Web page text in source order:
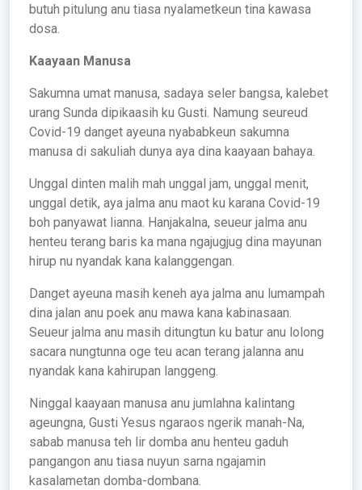
butuh pitulung anu tiasa nyalametkeun tina kawasa
dosa.
Kaayaan Manusa
Sakumna umat manusa, sadaya seler bangsa, kalebet
urang Sunda dipikaasih ku Gusti. Namung seureud
Covid-19 danget ayeuna nyababkeun sakumna
manusa di sakuliah dunya aya dina kaayaan bahaya.
Unggal dinten malih mah unggal jam, unggal menit,
unggal detik, aya jalma anu maot ku karana Covid-19
boh panyawat lianna. Hanjakalna, seueur jalma anu
henteu terang baris ka mana ngajugjug dina mayunan
hirup nu nyandak kana kalanggengan.
Danget ayeuna masih keneh aya jalma anu lumampah
dina jalan anu poek anu mawa kana kabinasaan.
Seueur jalma anu masih ditungtun ku batur anu lolong
sacara nungtunna oge teu acan terang jalanna anu
nyandak kana kahirupan langgeng.
Ninggal kaayaan manusa anu jumlahna kalintang
ageungna, Gusti Yesus ngaraos ngerik manah-Na,
sabab manusa teh lir domba anu henteu gaduh
pangangon anu tiasa nuyun sarna ngajamin
kasalametan domba-dombana.